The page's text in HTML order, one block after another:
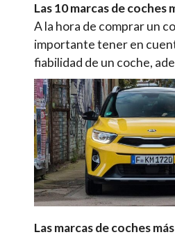
Las 10 marcas de coches
A la hora de comprar un
importante tener en
fiabilidad de un coche,
Las marcas de coches